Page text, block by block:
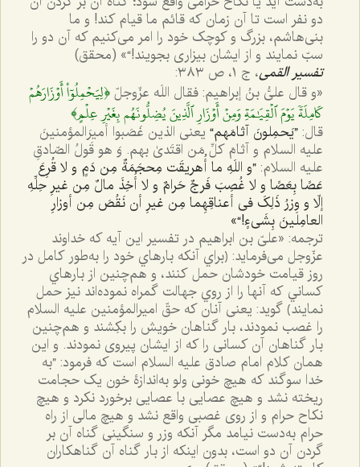
دو نفر است تا آن زمان که قائم ما قیام کند! و ما
بنی‌هاشم، بزرگ و کوچک خود را امر می‌کنیم که آن دو را
سبّ نمایند و از ایشان بیزاری بجویند!“» (محقق)
تفسیر القمی، ج ١، ص ٣٨٣:
«و قال علیُّ بنُ إبراهیم: فقال اللَه عزّوجلّ﴿لِيَحۡمِلُوٓاْ أَوۡزَارَهُمۡ
كَامِلَةٗ يَوۡمَ ٱلۡقِيَٰمَةِ وَمِنۡ أَوۡزَارِ ٱلَّذِينَ يُضِلُّونَهُم بِغَيۡرِ عِلۡمٍ﴾
قال:”یَحمِلونَ آثامَهم“ یعنی الذین غَصَبوا أمیرَالمؤمنینَ
علیه السلام و آثامَ کلِّ مَن اقتَدیٰ بهم. وَ هو قَولُ الصّادقِ
علیه السلام:”و اللَهِ ما أُهریقَت مِحجَمَةٌ مِن دَمٍ و لا قُرِعَ
عَصًا بِعَصًا و لا غُصِبَ فَرجٌ حَرامٌ و لا أُخِذَ مالٌ مِن غیرِ حِلِّهِ
إلّا و وِزرُ ذَلِکَ فی أعناقِهِما مِن غیرِ أن نَقُصَ مِن أوزارِ
العامِلینَ بِشَی‌ءٍ!“»
ترجمه: «علیّ بن ابراهیم در تفسیر این آیه که خداوند
عزّوجل می‌فرماید: ﴿براي آنكه بارهاي خود را به‌طور كامل در
روز قيامت خودشان حمل كنند، و هم‌چنين از بارهاي
كساني كه آنها را از روي جهالت گمراه نموده‌اند نيز حمل
نمايند﴾ گوید: یعنی آنان که حقّ امیرالمؤمنین علیه السلام
را غصب نمودند، بار گناهان خویش را بکِشند و هم‌چنین
بار گناهان آن کسانی را که از ایشان پیروی نمودند. و این
همان کلام امام صادق علیه السلام است که فرمود: ”به
خدا سوگند که هیچ خونی ولو به‌اندازۀ خون یک حجامت
ریخته نشد و هیچ عصایی با عصایی برخورد نکرد و هیچ
نکاح حرام و از روی غصبی واقع نشد و هیچ مالی از راه
حرام به‌دست نیامد مگر آنکه وزر و سنگینی گناه آن بر
گردن آن دو است، بدون اینکه از بار گناه آن گناهکاران